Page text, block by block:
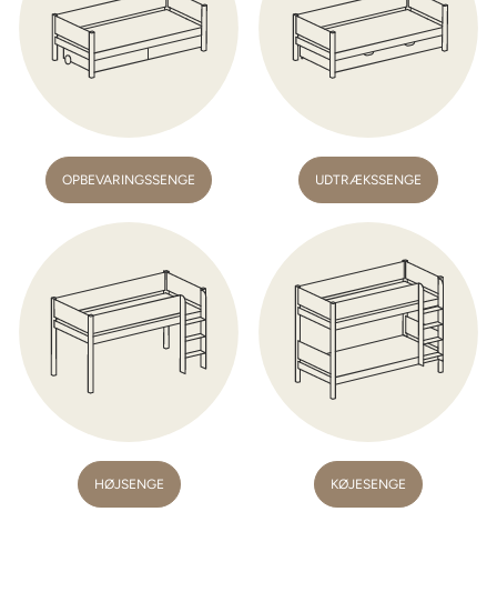
OPBEVARINGSSENGE UDTRÆKSSENGE
HØJSENGE KØJESENGE